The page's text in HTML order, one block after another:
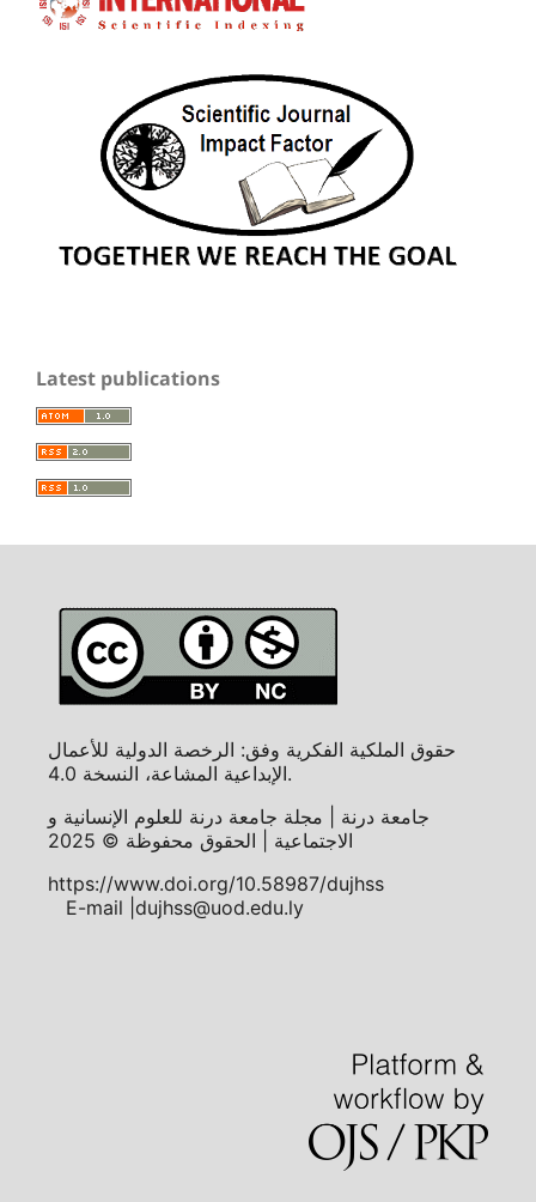
Latest publications
حقوق الملكية الفكرية وفق: الرخصة الدولية للأعمال
الإبداعية المشاعة، النسخة 4.0.
جامعة درنة | مجلة جامعة درنة للعلوم الإنسانية و
الاجتماعية | الحقوق محفوظة © 2025
https://www.doi.org/10.58987/dujhss
E-mail |dujhss@uod.edu.ly